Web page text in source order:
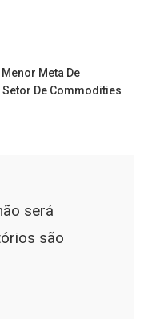
Meta De
Setor De Commodities
será
são